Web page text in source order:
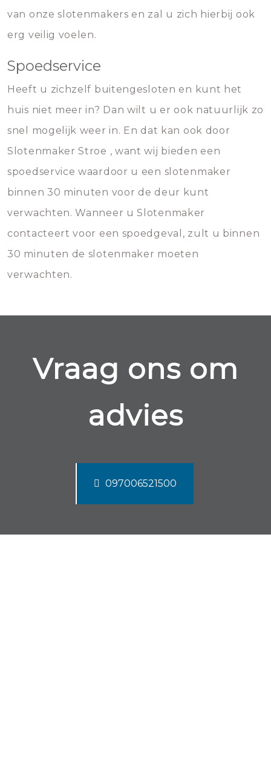
van onze slotenmakers en zal u zich hierbij ook
erg veilig voelen.
Spoedservice
Heeft u zichzelf buitengesloten en kunt het
huis niet meer in? Dan wilt u er ook natuurlijk zo
snel mogelijk weer in. En dat kan ook door
Slotenmaker Stroe , want wij bieden een
spoedservice waardoor u een slotenmaker
binnen 30 minuten voor de deur kunt
verwachten. Wanneer u Slotenmaker
contacteert voor een spoedgeval, zult u binnen
30 minuten de slotenmaker moeten
verwachten.
Vraag ons om
advies
097006521500